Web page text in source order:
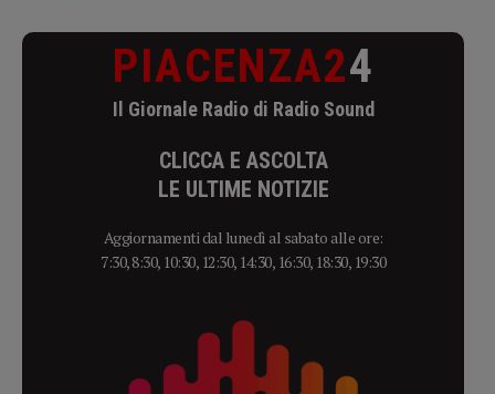
PIACENZA24
Il Giornale Radio di Radio Sound
CLICCA E ASCOLTA
LE ULTIME NOTIZIE
Aggiornamenti dal lunedì al sabato alle ore:
7:30, 8:30, 10:30, 12:30, 14:30, 16:30, 18:30, 19:30